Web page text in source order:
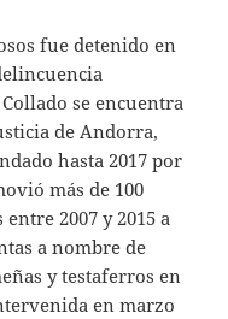
fue detenido en
se encuentra
de Andorra,
hasta 2017 por
más de 100
2007 y 2015 a
a nombre de
y testaferros en
en marzo